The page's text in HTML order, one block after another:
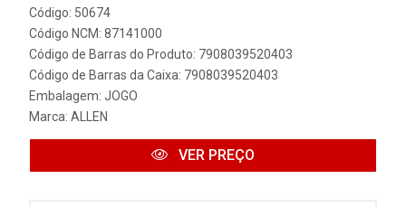
Código: 50674
Código NCM: 87141000
Código de Barras do Produto: 7908039520403
Código de Barras da Caixa: 7908039520403
Embalagem: JOGO
Marca: ALLEN
VER PREÇO